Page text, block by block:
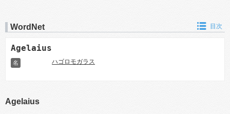
WordNet 目次
Agelaius
名 ハゴロモガラス
Agelaius